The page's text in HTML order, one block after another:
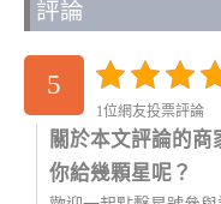
評論
5
1位網友投票評論
關於本文評論的商
你給幾顆星呢？